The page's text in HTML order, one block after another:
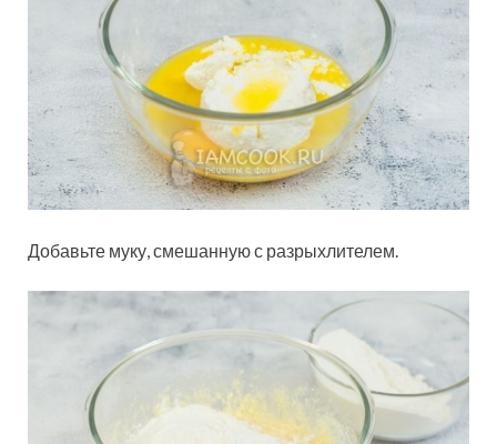
Добавьте муку, смешанную с разрыхлителем.